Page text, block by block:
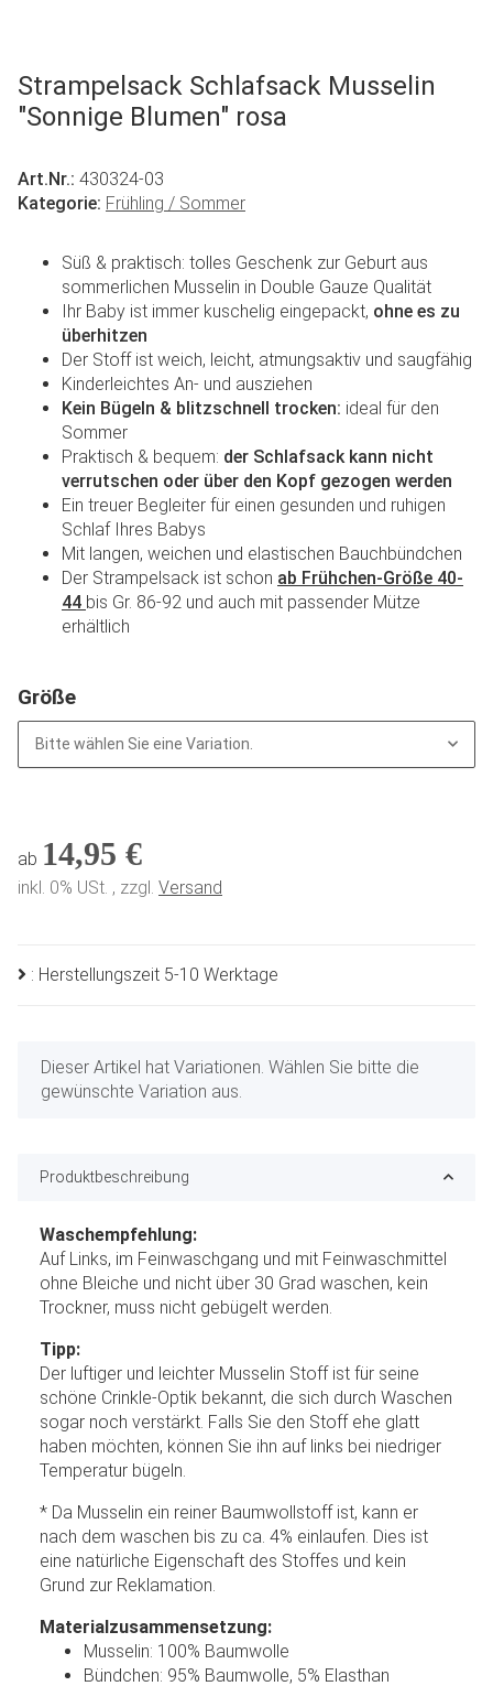
Strampelsack Schlafsack Musselin
"Sonnige Blumen" rosa
Art.Nr.: 430324-03
Kategorie: Frühling / Sommer
Süß & praktisch: tolles Geschenk zur Geburt aus
sommerlichen Musselin in Double Gauze Qualität
Ihr Baby ist immer kuschelig eingepackt, ohne es zu
überhitzen
Der Stoff ist weich, leicht, atmungsaktiv und saugfähig
Kinderleichtes An- und ausziehen
Kein Bügeln & blitzschnell trocken: ideal für den
Sommer
Praktisch & bequem: der Schlafsack kann nicht
verrutschen oder über den Kopf gezogen werden
Ein treuer Begleiter für einen gesunden und ruhigen
Schlaf Ihres Babys
Mit langen, weichen und elastischen Bauchbündchen
Der Strampelsack ist schon ab Frühchen-Größe 40-
44 bis Gr. 86-92 und auch mit passender Mütze
erhältlich
Größe
Bitte wählen Sie eine Variation.
ab 14,95 €
inkl. 0% USt. , zzgl. Versand
: Herstellungszeit 5-10 Werktage
x
Dieser Artikel hat Variationen. Wählen Sie bitte die
gewünschte Variation aus.
Produktbeschreibung
Waschempfehlung:
Auf Links, im Feinwaschgang und mit Feinwaschmittel
ohne Bleiche und nicht über 30 Grad waschen, kein
Trockner, muss nicht gebügelt werden.
Tipp:
Der luftiger und leichter Musselin Stoff ist für seine
schöne Crinkle-Optik bekannt, die sich durch Waschen
sogar noch verstärkt. Falls Sie den Stoff ehe glatt
haben möchten, können Sie ihn auf links bei niedriger
Temperatur bügeln.
* Da Musselin ein reiner Baumwollstoff ist, kann er
nach dem waschen bis zu ca. 4% einlaufen. Dies ist
eine natürliche Eigenschaft des Stoffes und kein
Grund zur Reklamation.
Materialzusammensetzung:
Musselin: 100% Baumwolle
Bündchen: 95% Baumwolle, 5% Elasthan